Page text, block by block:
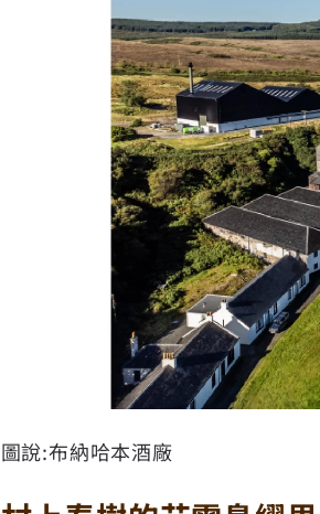
圖說:布納哈本酒廠